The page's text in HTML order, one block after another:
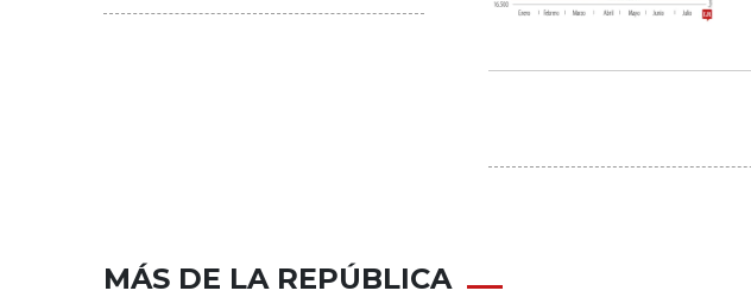
MÁS DE LA REPÚBLICA